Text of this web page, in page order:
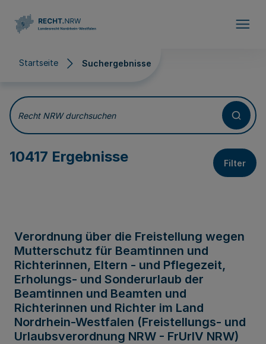
Startseite Suchergebnisse
Suchergebnisse
Recht NRW durchsuchen
10417 Ergebnisse Filter
Verordnung über die Freistellung wegen
Mutterschutz für Beamtinnen und
Richterinnen, Eltern - und Pflegezeit,
Erholungs- und Sonderurlaub der
Beamtinnen und Beamten und
Richterinnen und Richter im Land
Nordrhein-Westfalen (Freistellungs- und
Urlaubsverordnung NRW - FrUrlV NRW)